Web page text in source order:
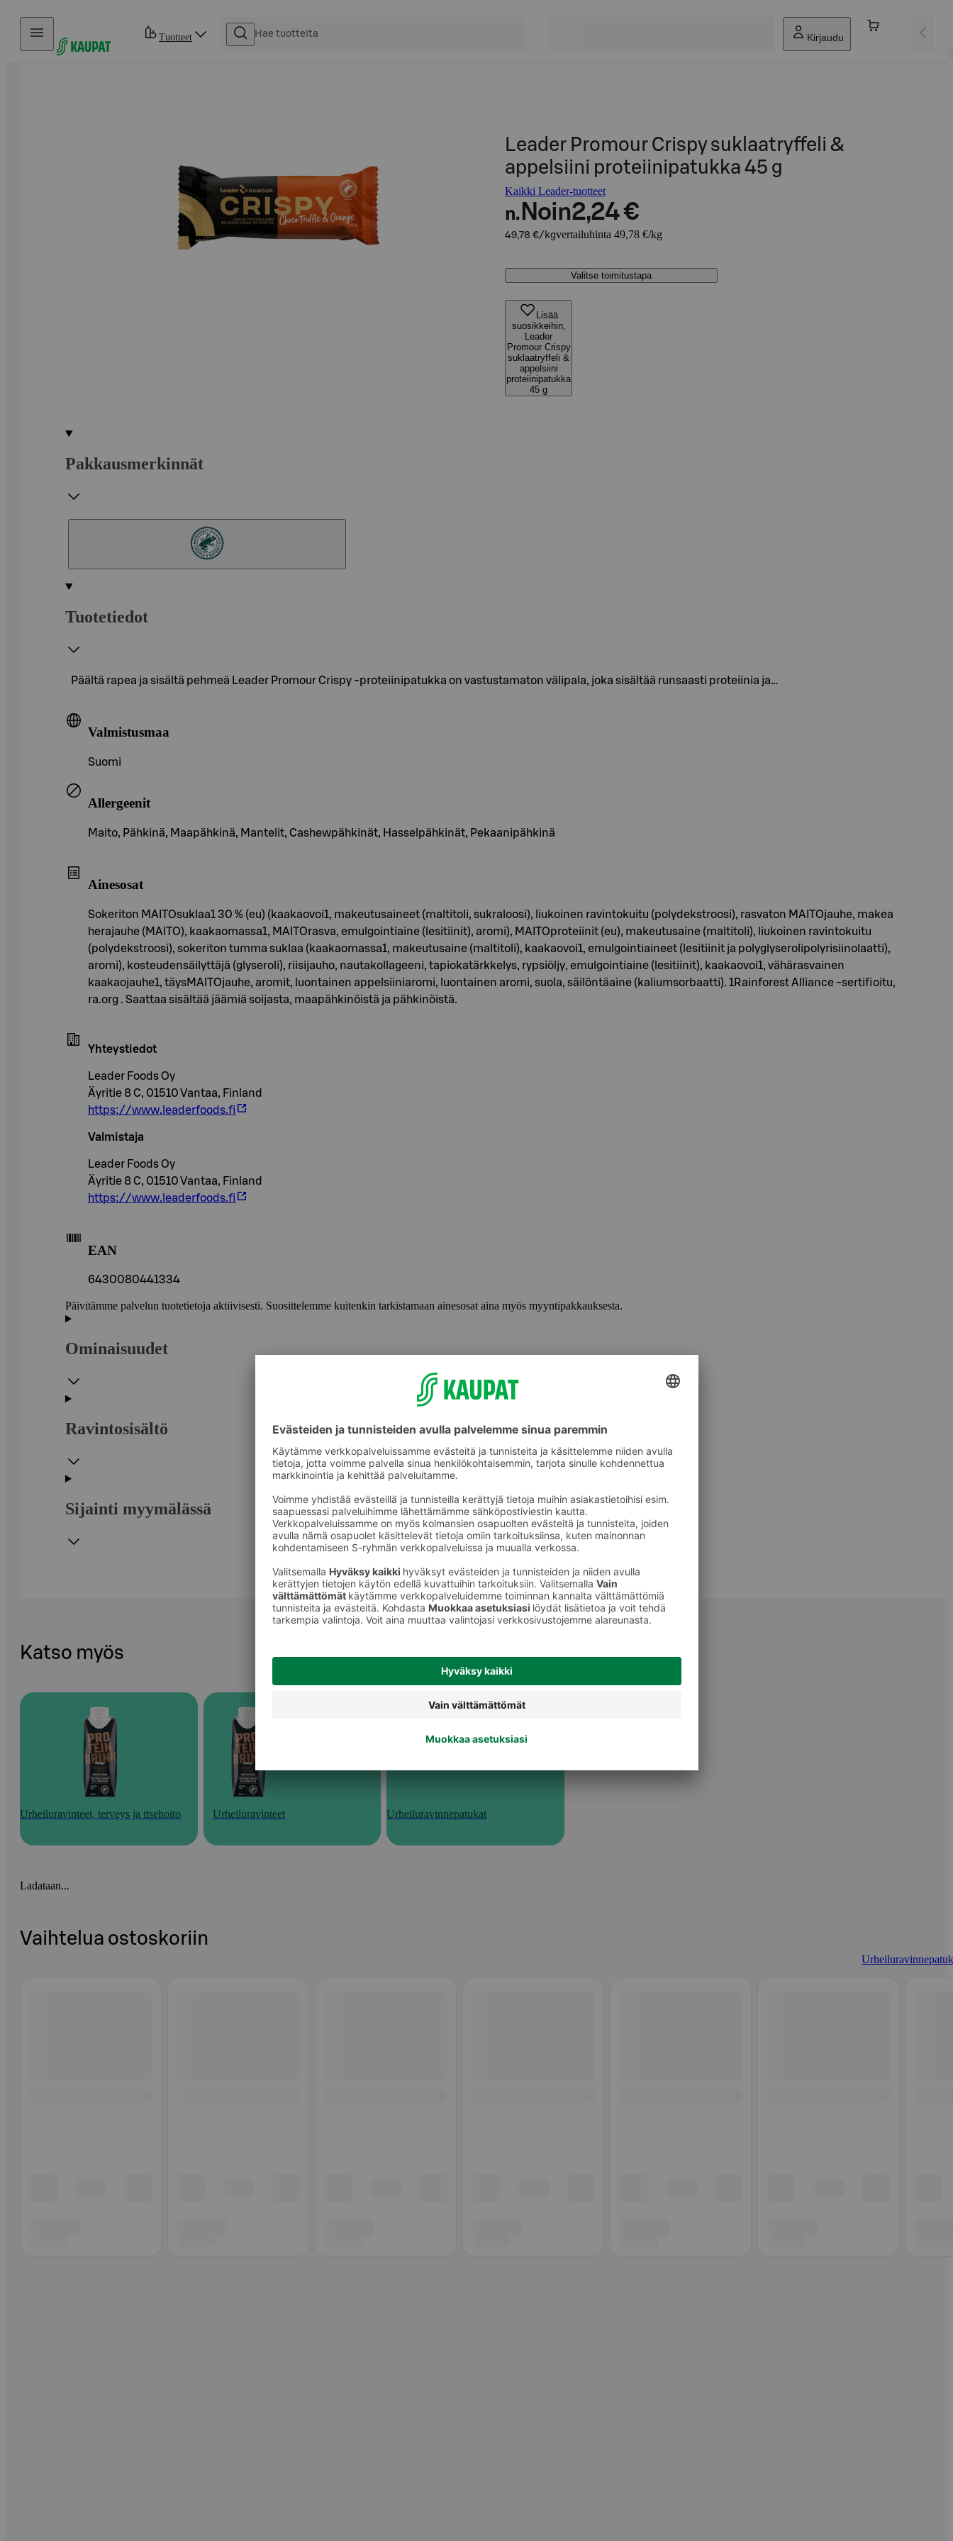
Hyppää sisältöön
Tuotteet Kirjaudu
Leader Promour Crispy suklaatryffeli &
appelsiini proteiinipatukka 45 g
Kaikki Leader-tuotteet
n. Noin2,24 €
49,78 €/kgvertailuhinta 49,78 €/kg
Valitse toimitustapa
Lisää
suosikkeihin,
Leader
Promour Crispy
suklaatryffeli &
appelsiini
proteiinipatukka
45 g
Pakkausmerkinnät
Tuotetiedot
Päältä rapea ja sisältä pehmeä Leader Promour Crispy -proteiinipatukka on vastustamaton välipala, joka sisältää runsaasti proteiinia ja…
Valmistusmaa
Suomi
Allergeenit
Maito, Pähkinä, Maapähkinä, Mantelit, Cashewpähkinät, Hasselpähkinät, Pekaanipähkinä
Ainesosat
Sokeriton MAITOsuklaa1 30 % (eu) (kaakaovoi1, makeutusaineet (maltitoli, sukraloosi), liukoinen ravintokuitu (polydekstroosi), rasvaton MAITOjauhe, makea
herajauhe (MAITO), kaakaomassa1, MAITOrasva, emulgointiaine (lesitiinit), aromi), MAITOproteiinit (eu), makeutusaine (maltitoli), liukoinen ravintokuitu
(polydekstroosi), sokeriton tumma suklaa (kaakaomassa1, makeutusaine (maltitoli), kaakaovoi1, emulgointiaineet (lesitiinit ja polyglyserolipolyrisiinolaatti),
aromi), kosteudensäilyttäjä (glyseroli), riisijauho, nautakollageeni, tapiokatärkkelys, rypsiöljy, emulgointiaine (lesitiinit), kaakaovoi1, vähärasvainen
kaakaojauhe1, täysMAITOjauhe, aromit, luontainen appelsiiniaromi, luontainen aromi, suola, säilöntäaine (kaliumsorbaatti). 1Rainforest Alliance -sertifioitu,
ra.org . Saattaa sisältää jäämiä soijasta, maapähkinöistä ja pähkinöistä.
Yhteystiedot
Leader Foods Oy
Äyritie 8 C, 01510 Vantaa, Finland
https://www.leaderfoods.fi
Valmistaja
Leader Foods Oy
Äyritie 8 C, 01510 Vantaa, Finland
https://www.leaderfoods.fi
EAN
6430080441334
Päivitämme palvelun tuotetietoja aktiivisesti. Suosittelemme kuitenkin tarkistamaan ainesosat aina myös myyntipakkauksesta.
Ominaisuudet
Ravintosisältö
Sijainti myymälässä
Katso myös
Urheiluravinteet, terveys ja itsehoito Urheiluravinteet Urheiluravinnepatukat
Ladataan...
Vaihtelua ostoskoriin